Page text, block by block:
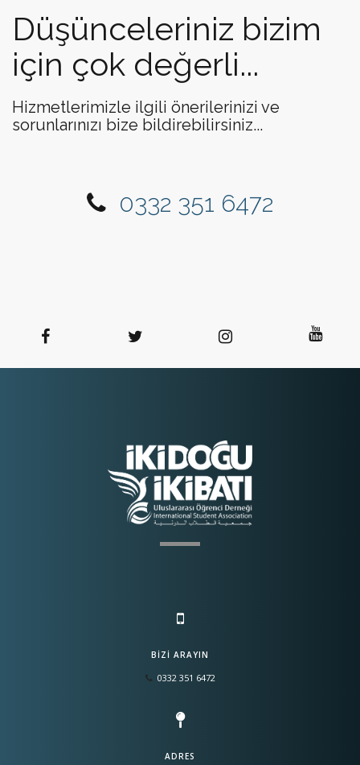
Düşünceleriniz bizim
için çok değerli...
Hizmetlerimizle ilgili önerilerinizi ve
sorunlarınızı bize bildirebilirsiniz...
0332 351 6472
BIZI ARAYIN
0332 351 6472
ADRES